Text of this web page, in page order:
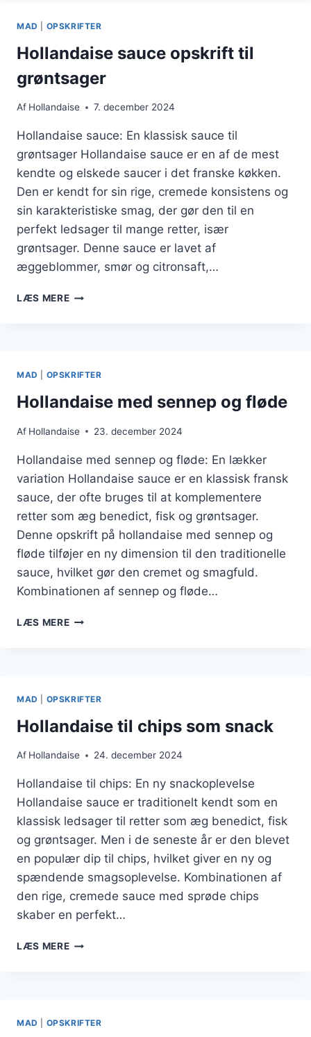
MAD OPSKRIFTER
Hollandaise sauce opskrift til
grøntsager
Af Hollandaise 7. december 2024
Hollandaise sauce: En klassisk sauce til
grøntsager Hollandaise sauce er en af de mest
kendte og elskede saucer i det franske køkken.
Den er kendt for sin rige, cremede konsistens og
sin karakteristiske smag, der gør den til en
perfekt ledsager til mange retter, især
grøntsager. Denne sauce er lavet af
æggeblommer, smør og citronsaft,…
LÆS MEREHOLLANDAISE
MAD OPSKRIFTER
Hollandaise med sennep og fløde
Af Hollandaise 23. december 2024
Hollandaise med sennep og fløde: En lækker
variation Hollandaise sauce er en klassisk fransk
sauce, der ofte bruges til at komplementere
retter som æg benedict, fisk og grøntsager.
Denne opskrift på hollandaise med sennep og
fløde tilføjer en ny dimension til den traditionelle
sauce, hvilket gør den cremet og smagfuld.
Kombinationen af sennep og fløde…
LÆS MEREHOLLANDAISE
MAD OPSKRIFTER
Hollandaise til chips som snack
Af Hollandaise 24. december 2024
Hollandaise til chips: En ny snackoplevelse
Hollandaise sauce er traditionelt kendt som en
klassisk ledsager til retter som æg benedict, fisk
og grøntsager. Men i de seneste år er den blevet
en populær dip til chips, hvilket giver en ny og
spændende smagsoplevelse. Kombinationen af
den rige, cremede sauce med sprøde chips
skaber en perfekt…
LÆS MEREHOLLANDAISE
MAD OPSKRIFTER